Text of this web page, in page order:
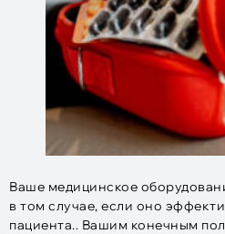
Ваше медицинское
в том случае, если оно
пациента.. Вашим конечным